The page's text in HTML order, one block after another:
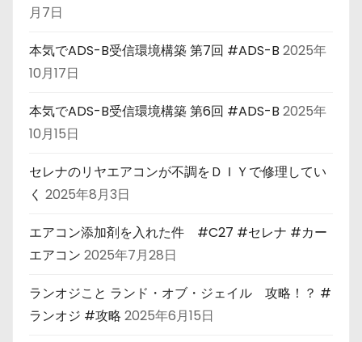
月7日
本気でADS-B受信環境構築 第7回 #ADS-B 2025年
10月17日
本気でADS-B受信環境構築 第6回 #ADS-B 2025年
10月15日
セレナのリヤエアコンが不調をＤＩＹで修理してい
く 2025年8月3日
エアコン添加剤を入れた件 #C27 #セレナ #カー
エアコン 2025年7月28日
ランオジこと ランド・オブ・ジェイル 攻略！？ #
ランオジ #攻略 2025年6月15日